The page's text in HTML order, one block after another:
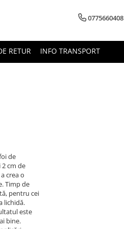
0775660408
RETUR INFO TRANSPORT
de
cm de
crea o
Timp de
pentru cei
lichidă.
este
bine.